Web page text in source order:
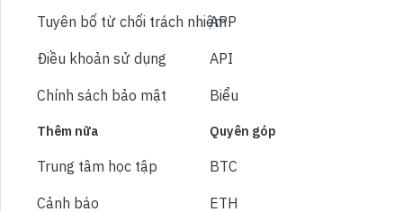
Tuyên bố từ chối trách nhiệm
Điều khoản sử dụng
Chính sách bảo mật
APP
API
Biểu
Thêm nữa
Trung tâm học tập
Cảnh báo
Quyên góp
BTC
ETH